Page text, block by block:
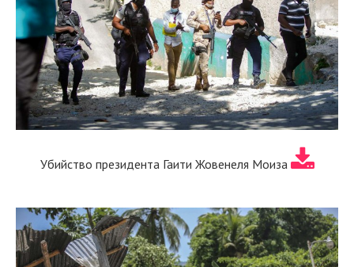
Убийство президента Гаити Жовенеля Моиза